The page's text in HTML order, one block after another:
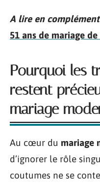
A lire en complément
51 ans de mariage
Pourquoi les
restent
mariage
Au cœur du mariage
d’ignorer le rôle
coutumes ne se